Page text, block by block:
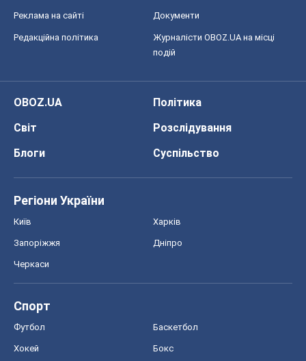
Реклама на сайті Документи
Редакційна політика
Журналісти OBOZ.UA на місці
подій
OBOZ.UA
Політика
Світ
Розслідування
Блоги
Суспільство
Регіони України
Київ Харків
Запоріжжя Дніпро
Черкаси
Спорт
Футбол Баскетбол
Хокей Бокс